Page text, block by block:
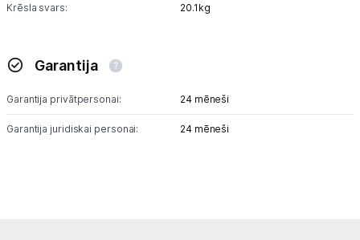
Krēsla svars: 20.1kg
Garantija
Garantija privātpersonai: 24 mēneši
Garantija juridiskai personai: 24 mēneši